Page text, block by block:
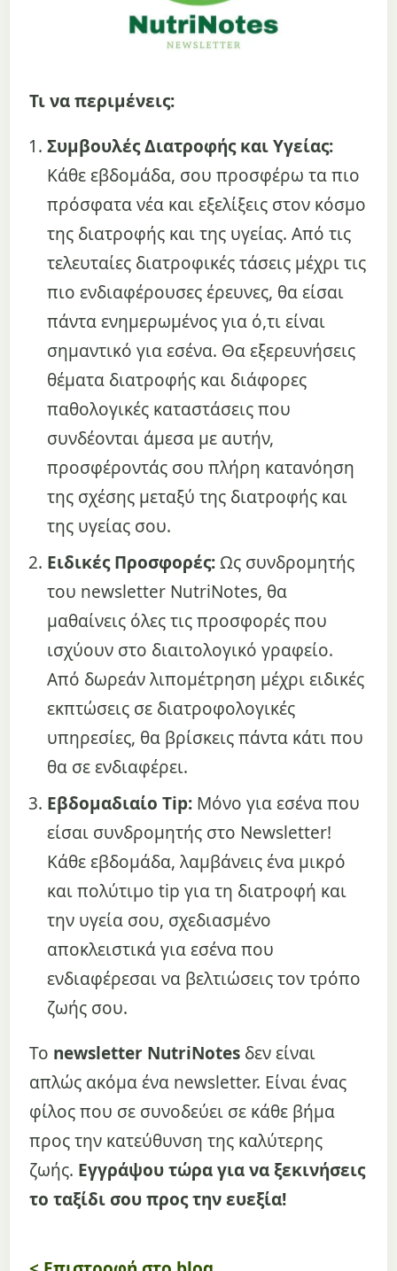
Τι να περιμένεις:
Συμβουλές Διατροφής και Υγείας:
Κάθε εβδομάδα, σου προσφέρω τα πιο
πρόσφατα νέα και εξελίξεις στον κόσμο
της διατροφής και της υγείας. Από τις
τελευταίες διατροφικές τάσεις μέχρι τις
πιο ενδιαφέρουσες έρευνες, θα είσαι
πάντα ενημερωμένος για ό,τι είναι
σημαντικό για εσένα. Θα εξερευνήσεις
θέματα διατροφής και διάφορες
παθολογικές καταστάσεις που
συνδέονται άμεσα με αυτήν,
προσφέροντάς σου πλήρη κατανόηση
της σχέσης μεταξύ της διατροφής και
της υγείας σου.
Ειδικές Προσφορές:Ως συνδρομητής
του newsletter NutriNotes, θα
μαθαίνεις όλες τις προσφορές που
ισχύουν στο διαιτολογικό γραφείο.
Από δωρεάν λιπομέτρηση μέχρι ειδικές
εκπτώσεις σε διατροφολογικές
υπηρεσίες, θα βρίσκεις πάντα κάτι που
θα σε ενδιαφέρει.
Εβδομαδιαίο Tip: Μόνο για εσένα που
είσαι συνδρομητής στο Newsletter!
Κάθε εβδομάδα, λαμβάνεις ένα μικρό
και πολύτιμο tip για τη διατροφή και
την υγεία σου, σχεδιασμένο
αποκλειστικά για εσένα που
ενδιαφέρεσαι να βελτιώσεις τον τρόπο
ζωής σου.
Το newsletter NutriNotes δεν είναι
απλώς ακόμα ένα newsletter. Είναι ένας
φίλος που σε συνοδεύει σε κάθε βήμα
προς την κατεύθυνση της καλύτερης
ζωής. Εγγράψου τώρα για να ξεκινήσεις
το ταξίδι σου προς την ευεξία!